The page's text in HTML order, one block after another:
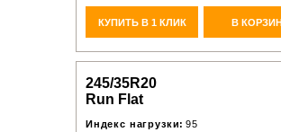
КУПИТЬ В 1 КЛИК В
245/35R20
Run Flat
Индекс нагрузки: 95